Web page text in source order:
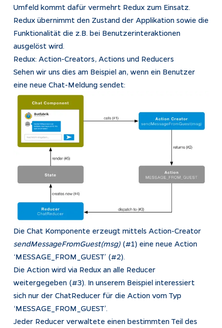
Umfeld kommt dafür vermehrt Redux zum Einsatz.
Redux übernimmt den Zustand der Applikation sowie die
Funktionalität die z.B. bei Benutzerinteraktionen
ausgelöst wird.
Redux: Action-Creators, Actions und Reducers
Sehen wir uns dies am Beispiel an, wenn ein Benutzer
eine neue Chat-Meldung sendet:
Die Chat Komponente erzeugt mittels Action-Creator
sendMessageFromGuest(msg)(#1) eine neue Action
‘MESSAGE_FROM_GUEST’ (#2).
Die Action wird via Redux an alle Reducer
weitergegeben (#3). In unserem Beispiel interessiert
sich nur der ChatReducer für die Action vom Typ
‘MESSAGE_FROM_GUEST’.
Jeder Reducer verwaltete einen bestimmten Teil des